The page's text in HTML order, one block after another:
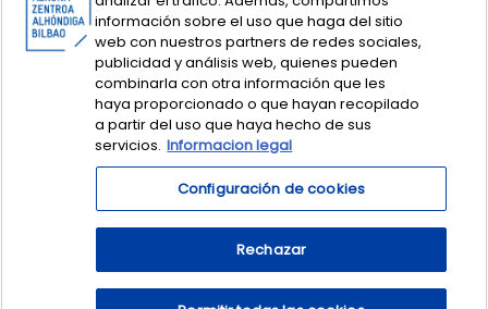
© dendAZ. This is Basque Design - Azkuna Zentroa Sociedad y Cultura
Contemporánea.Centro Azkuna de Sociedad y Cultura Contemporánea
S. A. CIF: A-95369849. dendaz@azkunazentroa.eus
información sobre el uso que haga del sitio
web con nuestros partners de redes sociales,
publicidad y análisis web, quienes pueden
combinarla con otra información que les
haya proporcionado o que hayan recopilado
a partir del uso que haya hecho de sus
servicios. Informacion legal
Configuración de cookies
Rechazar